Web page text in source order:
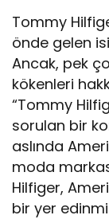
Tommy
önde gelen
Ancak, pek
kökenleri
“Tommy
sorulan bir
aslında
moda
Hilfiger,
bir yer